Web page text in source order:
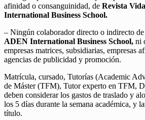
afinidad o consanguinidad, de Revista
International Business School.
– Ningún colaborador directo o indirecto de
ADEN International Business School, ni
empresas matrices, subsidiarias, empresas
agencias de publicidad y promoción.
Matrícula, cursado, Tutorías (Academic
de Máster (TFM), Tutor experto en TFM,
deben considerar los gastos de traslado y
los 5 días durante la semana académica, y
título.